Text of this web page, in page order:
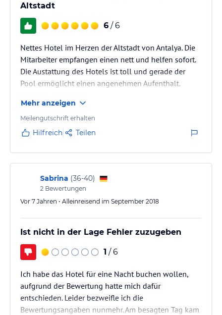
Altstadt
6 / 6
Nettes Hotel im Herzen der Altstadt von Antalya. Die
Mitarbeiter empfangen einen nett und helfen sofort.
Die Austattung des Hotels ist toll und gerade der
Pool ermöglicht einen angenehmen Aufenthalt.
Mehr anzeigen
Meilengutschrift erhalten
Hilfreich Teilen
Sabrina (36-40)
2 Bewertungen
Vor 7 Jahren • Alleinreisend im September 2018
Ist nicht in der Lage Fehler zuzugeben
1 / 6
Ich habe das Hotel für eine Nacht buchen wollen,
aufgrund der Bewertung hatte mich dafür
entschieden. Leider bezweifle ich die
Bewertungsangaben nunmehr. Am besagten Tag kam